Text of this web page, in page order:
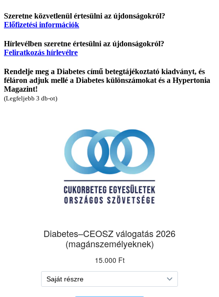
Szeretne közvetlenül értesülni az újdonságokról?
Előfizetési információk
Hírlevélben szeretne értesülni az újdonságokról?
Feliratkozás hírlevélre
Rendelje meg a Diabetes című betegtájékoztató kiadványt, és
féláron adjuk mellé a Diabetes különszámokat és a Hypertonia
Magazint!
(Legfeljebb 3 db-ot)